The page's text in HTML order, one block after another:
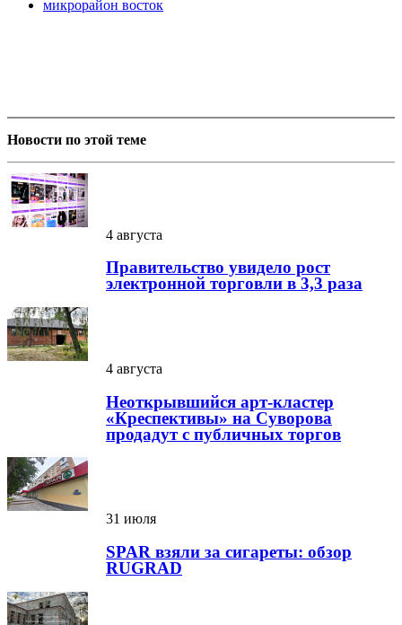
микрорайон восток
Новости по этой теме
4 августа
Правительство увидело рост
электронной торговли в 3,3 раза
4 августа
Неоткрывшийся арт-кластер
«Креспективы» на Суворова
продадут с публичных торгов
31 июля
SPAR взяли за сигареты: обзор
RUGRAD